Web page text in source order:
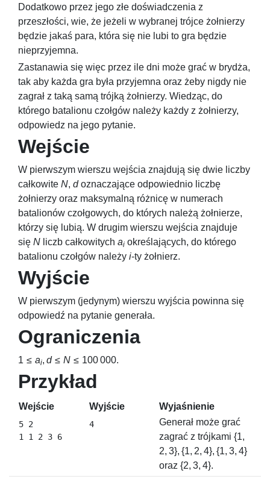
Dodatkowo przez jego złe doświadczenia z
przeszłości, wie, że jeżeli w wybranej trójce żołnierzy
będzie jakaś para, która się nie lubi to gra będzie
nieprzyjemna.
Zastanawia się więc przez ile dni może grać w brydża,
tak aby każda gra była przyjemna oraz żeby nigdy nie
zagrał z taką samą trójką żołnierzy. Wiedząc, do
którego batalionu czołgów należy każdy z żołnierzy,
odpowiedz na jego pytanie.
Wejście
W pierwszym wierszu wejścia znajdują się dwie liczby
całkowite N, doznaczające odpowiednio liczbę
żołnierzy oraz maksymalną różnicę w numerach
batalionów czołgowych, do których należą żołnierze,
którzy się lubią. W drugim wierszu wejścia znajduje
się N liczb całkowitych ai określających, do którego
batalionu czołgów należy i-ty żołnierz.
Wyjście
W pierwszym (jedynym) wierszu wyjścia powinna się
odpowiedź na pytanie generała.
Ograniczenia
1 ≤ ai, d≤ N ≤ 100 000.
Przykład
Wejście Wyjście Wyjaśnienie
5 2
1 1 2 3 6
4
Generał może grać
zagrać z trójkami {1,
2, 3}, {1, 2, 4}, {1, 3, 4}
oraz {2, 3, 4}.